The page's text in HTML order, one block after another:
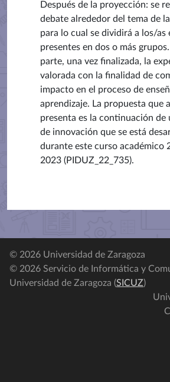
Después de la proyección: se
debate alrededor del tema de
para lo cual se dividirá a los/as
presentes en dos o más
parte, una vez finalizada, la
valorada con la finalidad de
impacto en el proceso de
aprendizaje. La propuesta que
presenta es la continuación de
de innovación que se está
durante este curso académico
2023 (PIDUZ_22_735).
© 2026 Universidad de Zaragoza
© 2026 Servicio de Informática y
Universidad de Zaragoza (SICUZ)